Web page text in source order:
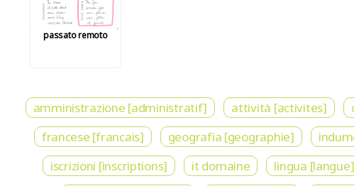
passato remoto
amministrazione [administratif] attività [activites]
francese [francais]
geografia [geographie]
iscrizioni [inscriptions]
it domaine lingua [langue]